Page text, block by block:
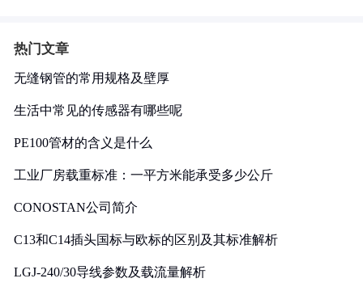
热门文章
无缝钢管的常用规格及壁厚
生活中常见的传感器有哪些呢
PE100管材的含义是什么
工业厂房载重标准：一平方米能承受多少公斤
CONOSTAN公司简介
C13和C14插头国标与欧标的区别及其标准解析
LGJ-240/30导线参数及载流量解析